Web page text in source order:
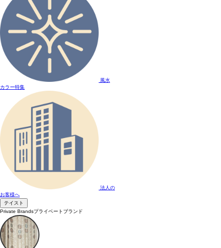
風水
カラー特集
法人の
お客様へ
テイスト
Private Brandsプライベートブランド